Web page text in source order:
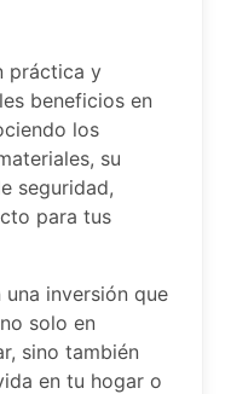
práctica y
beneficios en
los
su
seguridad,
para tus
inversión que
solo en
sino también
en tu hogar o